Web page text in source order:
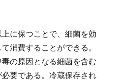
に保つことで、細菌を効
消費することができる。
の原因となる細菌を含む
要である。冷蔵保存され